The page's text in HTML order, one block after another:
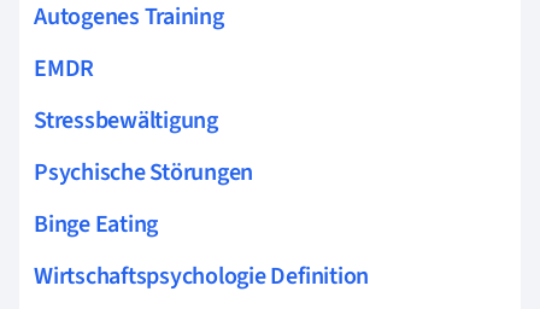
Autogenes Training
EMDR
Stressbewältigung
Psychische Störungen
Binge Eating
Wirtschaftspsychologie Definition